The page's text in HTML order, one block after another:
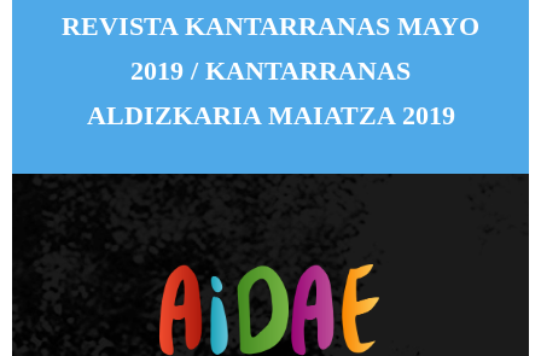
REVISTA KANTARRANAS MAYO
2019 / KANTARRANAS
ALDIZKARIA MAIATZA 2019